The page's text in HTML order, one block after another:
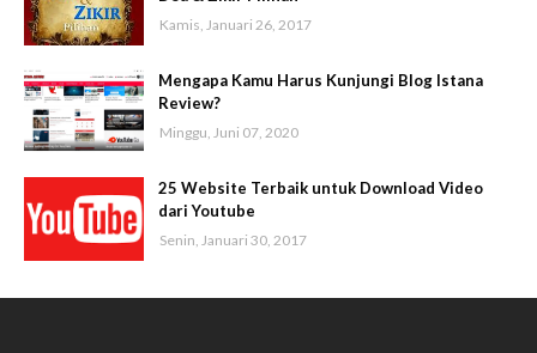
Kamis, Januari 26, 2017
Mengapa Kamu Harus Kunjungi Blog Istana
Review?
Minggu, Juni 07, 2020
25 Website Terbaik untuk Download Video
dari Youtube
Senin, Januari 30, 2017